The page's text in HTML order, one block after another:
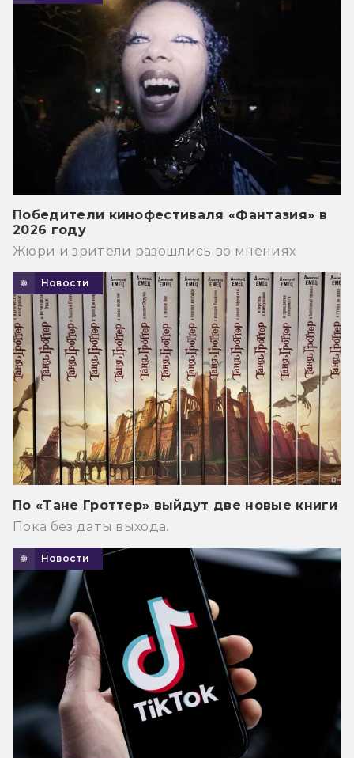
Победители кинофестиваля «Фантазия» в
2026 году
Жюри и зрители разошлись во мнениях
Новости
По «Тане Гроттер» выйдут две новые книги
Пока без даты выхода.
Новости